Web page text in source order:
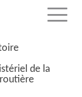
Menu
de la